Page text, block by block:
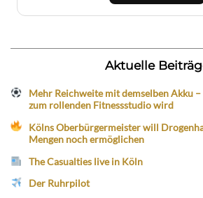
Aktuelle
Mehr Reichweite mit demselben Akku
zum rollenden Fitnessstudio wird
Kölns Oberbürgermeister will
Mengen noch ermöglichen
The Casualties live in Köln
Der Ruhrpilot